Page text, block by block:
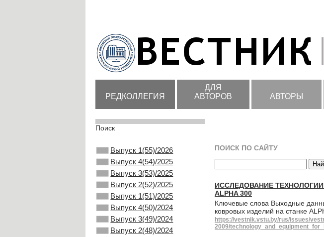
РЕДКОЛЛЕГИЯ
ДЛЯ
АВТОРОВ
АВТОРЫ
Поиск
Выпуск 1(55)/2026
Выпуск 4(54)/2025
Выпуск 3(53)/2025
Выпуск 2(52)/2025
Выпуск 1(51)/2025
Выпуск 4(50)/2024
Выпуск 3(49)/2024
Выпуск 2(48)/2024
ПОИСК ПО САЙТУ
ИССЛЕДОВАНИЕ
ALPHA 300
Ключевые слова Выходные
ковровых изделий на станке
https://vestnik.vstu.by/rus/issues/
2009/